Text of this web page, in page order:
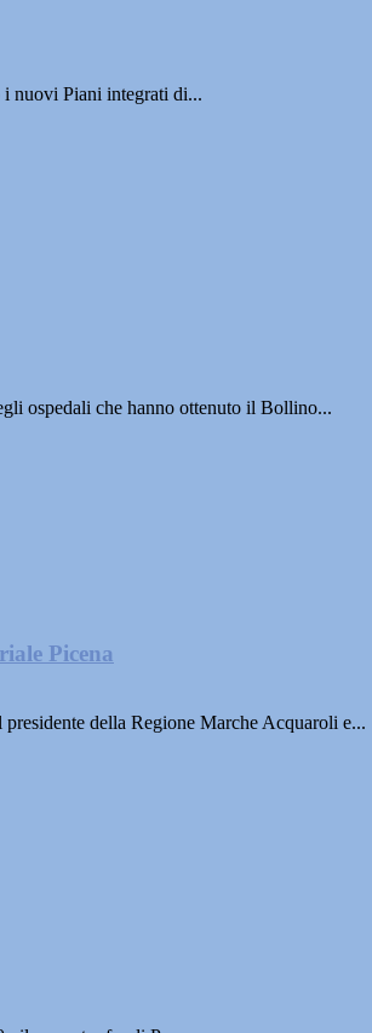
nuovi Piani integrati di...
ospedali che hanno ottenuto il Bollino...
Picena
della Regione Marche Acquaroli e...